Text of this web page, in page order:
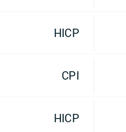
HICP
CPI
HICP